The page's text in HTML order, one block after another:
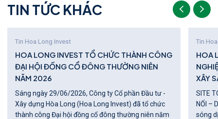
TIN TỨC KHÁC
Tin Hoa Long Invest
HOA LONG INVEST TỔ CHỨC THÀNH CÔNG
ĐẠI HỘI ĐỒNG CỔ ĐÔNG THƯỜNG NIÊN
NĂM 2026
Sáng ngày 29/06/2026, Công ty Cổ phần Đầu tư -
Xây dựng Hòa Long (Hoa Long Invest) đã tổ chức
thành công Đại hội đồng cổ đông thường niên năm
Tin
HOA
XÂY
SITE
NỐI – DẪN
sóng